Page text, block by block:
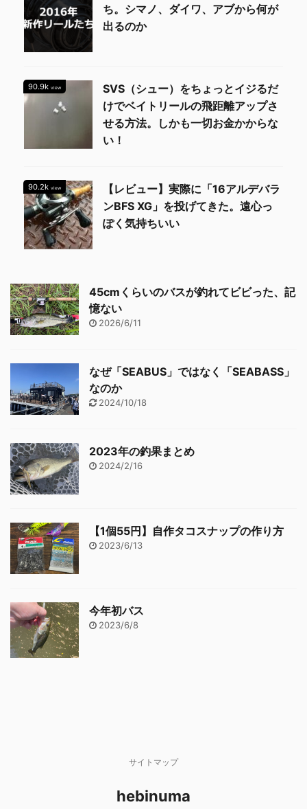
ち。シマノ、ダイワ、アブから何が
出るのか
90.9k view
SVS（シュー）をちょっとイジるだ
けでベイトリールの飛距離アップさ
せる方法。しかも一切お金かからな
い！
90.2k view
【レビュー】実際に「16アルデバラ
ンBFS XG」を投げてきた。遠心っ
ぽく気持ちいい
45cmくらいのバスが釣れてビビった、記
憶ない
2026/6/11
なぜ「SEABUS」ではなく「SEABASS」
なのか
2024/10/18
2023年の釣果まとめ
2024/2/16
【1個55円】自作タコスナップの作り方
2023/6/13
今年初バス
2023/6/8
サイトマップ
hebinuma